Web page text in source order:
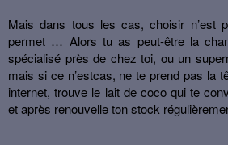
Mais dans tous les cas, choisir n’est
permet … Alors tu as peut-être la
spécialisé près de chez toi, ou un
mais si ce n’estcas, ne te prend pas la
internet, trouve le lait de coco qui te
et après renouvelle ton stock